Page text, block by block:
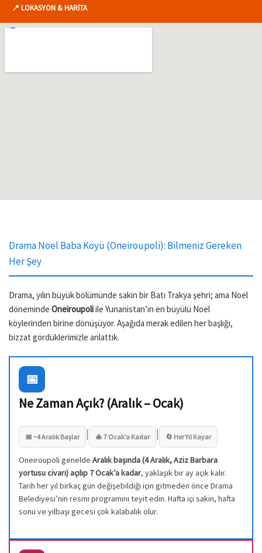
📍 LOKASYON & HARİTA
Drama Noel Baba Köyü (Oneiroupoli): Bilmeniz Gereken
Her Şey
Drama, yılın büyük bölümünde sakin bir Batı Trakya şehri; ama Noel
döneminde Oneiroupoliile Yunanistan’ın en büyülü Noel
köylerinden birine dönüşüyor. Aşağıda merak edilen her başlığı,
bizzat gördüklerimizle anlattık.
📅
Ne Zaman Açık? (Aralık – Ocak)
📅 ~4 Aralık Başlar | 🎄 7 Ocak’a Kadar | 🔄 Her Yıl Kayar
Oneiroupoli genelde Aralık başında (4 Aralık, Aziz Barbara
yortusu civarı) açılıp 7 Ocak’a kadar, yaklaşık bir ay açık kalır.
Tarih her yıl birkaç gün değişebildiği için gitmeden önce Drama
Belediyesi’nin resmi programını teyit edin. Hafta içi sakin, hafta
sonu ve yılbaşı gecesi çok kalabalık olur.